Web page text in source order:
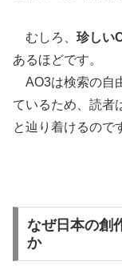
むしろ、 珍しい
あるほどです。
AO3は検索の自
ているため、読者
と辿り着けるので
なぜ日本の創
か